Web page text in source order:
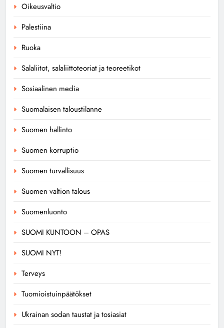
Oikeusvaltio
Palestiina
Ruoka
Salaliitot, salaliittoteoriat ja teoreetikot
Sosiaalinen media
Suomalaisen taloustilanne
Suomen hallinto
Suomen korruptio
Suomen turvallisuus
Suomen valtion talous
Suomenluonto
SUOMI KUNTOON – OPAS
SUOMI NYT!
Terveys
Tuomioistuinpäätökset
Ukrainan sodan taustat ja tosiasiat